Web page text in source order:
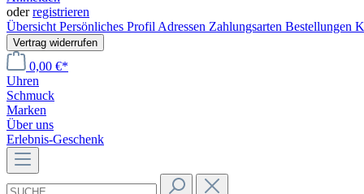
oderregistrieren
Übersicht Persönliches Profil Adressen Zahlungsarten Bestellungen
Vertrag widerrufen
0,00 €*
Uhren
Schmuck
Marken
Über uns
Erlebnis-Geschenk